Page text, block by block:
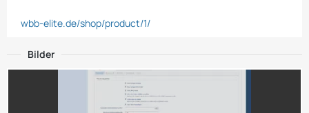
wbb-elite.de/shop/product/1/
Bilder